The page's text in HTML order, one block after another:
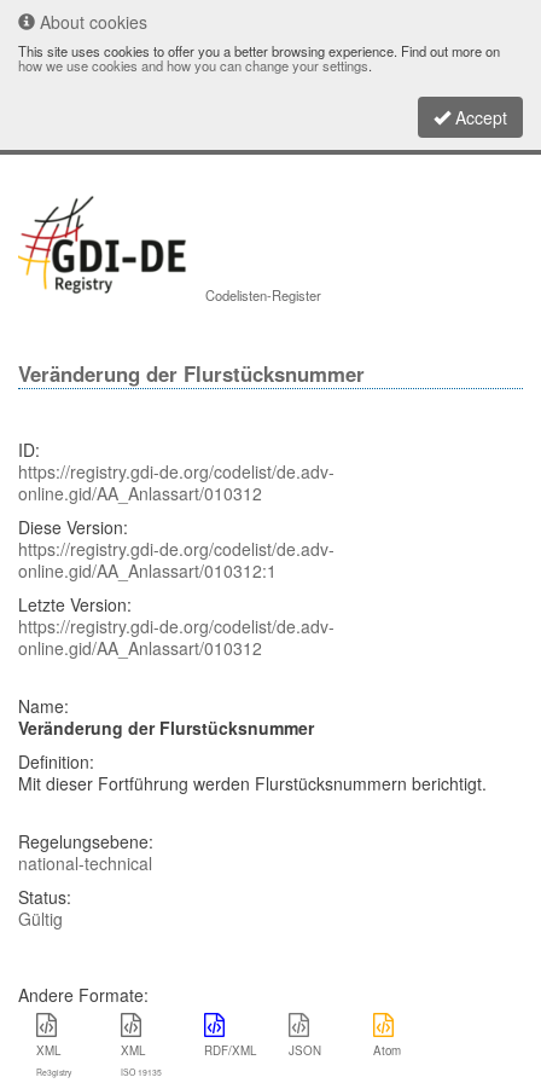
About cookies
This site uses cookies to offer you a better browsing experience. Find out more on
how we use cookies and how you can change your settings.
Accept
Codelisten-Register
Veränderung der Flurstücksnummer
ID:
https://registry.gdi-de.org/codelist/de.adv-
online.gid/AA_Anlassart/010312
Diese Version:
https://registry.gdi-de.org/codelist/de.adv-
online.gid/AA_Anlassart/010312:1
Letzte Version:
https://registry.gdi-de.org/codelist/de.adv-
online.gid/AA_Anlassart/010312
Name:
Veränderung der Flurstücksnummer
Definition:
Mit dieser Fortführung werden Flurstücksnummern berichtigt.
Regelungsebene:
national-technical
Status:
Gültig
Andere Formate:
XML
Re3gistry
XML
ISO 19135
RDF/XML JSON Atom